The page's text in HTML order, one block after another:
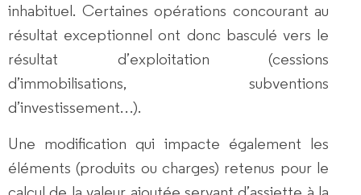
inhabituel. Certaines opérations concourant au
résultat exceptionnel ont donc basculé vers le
résultat d’exploitation (cessions
d’immobilisations, subventions
d’investissement…).
Une modification qui impacte également les
éléments (produits ou charges) retenus pour le